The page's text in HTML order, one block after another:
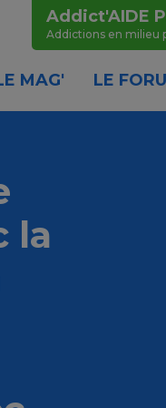
Addict'AIDE
Addictions en milieu
MAG' LE
la